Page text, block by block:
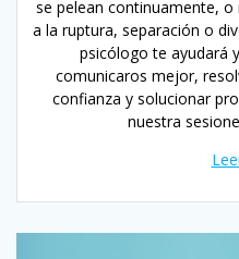
se pelean continuamente,
a la ruptura, separación o
psicólogo te ayudará
comunicaros mejor,
confianza y solucionar
nuestra